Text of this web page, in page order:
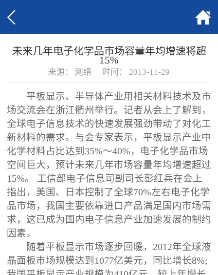
未来几年电子化学品市场容量年均增速将超
15%
来源： 网络 时间： 2013-11-29
平板显示、半导体产业用相关材料技术及市
场交流会在浙江衢州举行。记者从会上了解到，
全球电子信息技术的快速发展强劲带动了对化工
新材料的需求。与会专家表示，平板显示产业中
化学材料占比达到35%～40%，电子化学品市场
空间巨大，预计未来几年市场容量年均增速超过
15%。 工信部电子信息司副司长彭红兵在会上
指出，美国、日本控制了全球70%左右电子化学
品市场，我国主要依靠进口产品满足国内市场需
求，这已成为国内电子信息产业加速发展的制约
因素。
随着平板显示市场逐步回暖，2012年全球液
晶面板市场规模达到1077亿美元，同比增长8%;